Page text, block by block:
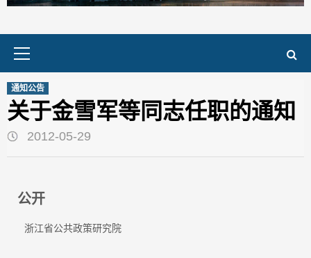
通知公告
关于金雪军等同志任职的通知
2012-05-29
公开
浙江省公共政策研究院